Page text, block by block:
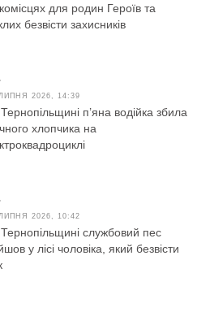
для родин Героїв та
безвісти захисників
2026, 14:39
п’яна водійка збила
хлопчика на
2026, 10:42
службовий пес
у лісі чоловіка, який безвісти